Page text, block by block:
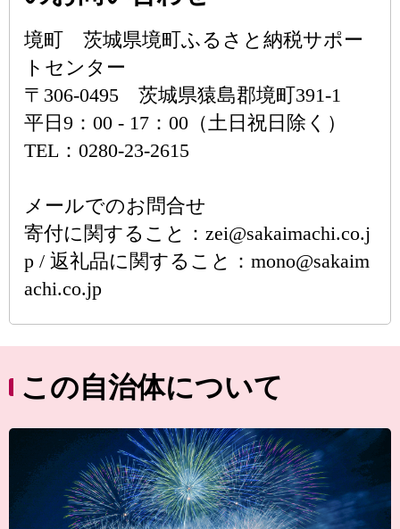
境町 茨城県境町ふるさと納税サポー
トセンター
〒306-0495 茨城県猿島郡境町391-1
平日9：00 - 17：00（土日祝日除く）
TEL：0280-23-2615
メールでのお問合せ
寄付に関すること：zei@sakaimachi.co.j
p / 返礼品に関すること：mono@sakaim
achi.co.jp
この自治体について